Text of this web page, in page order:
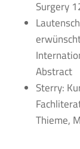
Surgery
Abstract
Sterry:
Thieme,